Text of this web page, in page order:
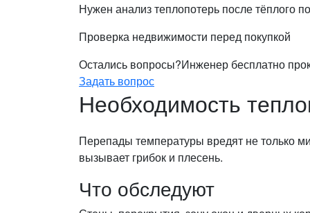
Нужен анализ теплопотерь после тёплого
Проверка недвижимости перед покупкой
Остались вопросы?Инженер бесплатно
Задать вопрос
Необходимость
Перепады температуры вредят не только
вызывает грибок и плесень.
Что обследуют